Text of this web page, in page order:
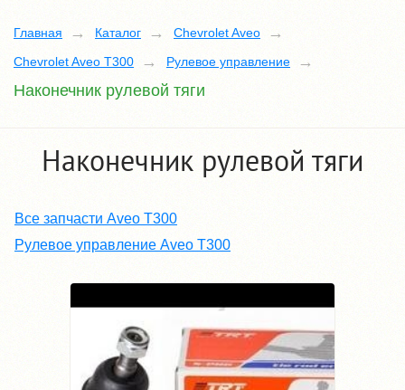
Главная Каталог
Chevrolet Aveo
Chevrolet Aveo T300
Рулевое управление
Наконечник рулевой тяги
Наконечник рулевой тяги
Все запчасти Aveo T300
Рулевое управление Aveo T300